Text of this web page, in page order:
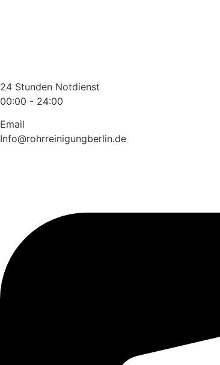
24 Stunden Notdienst
00:00 - 24:00
Email
Info@rohrreinigungberlin.de